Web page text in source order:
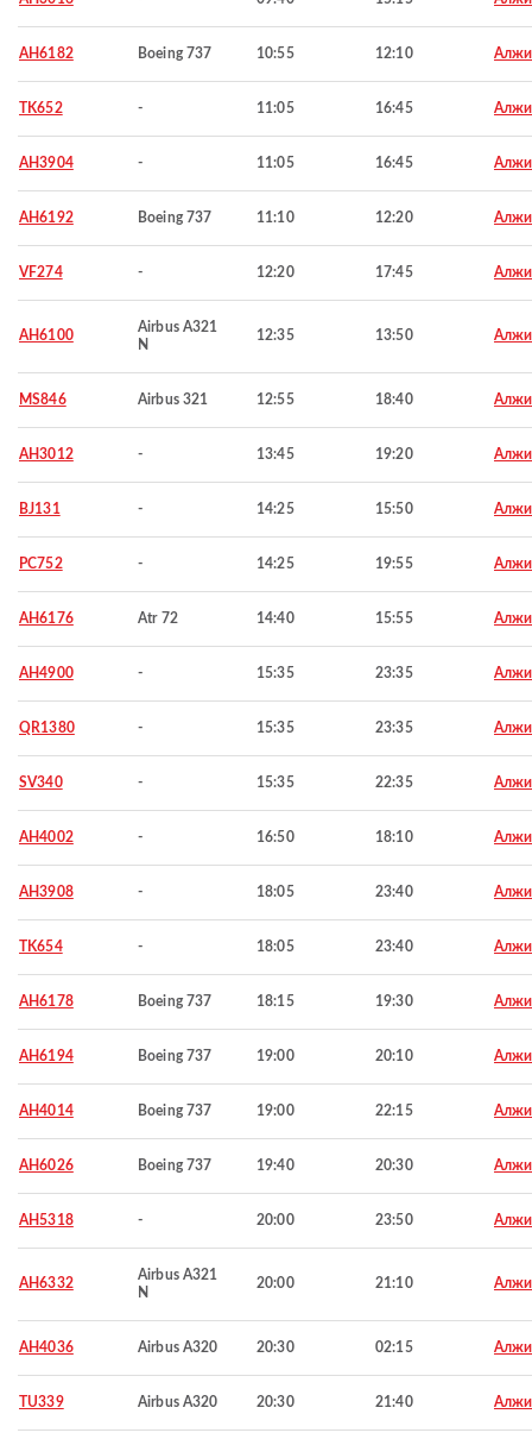
AH6182 Boeing 737 10:55 12:10
TK652 - 11:05 16:45
AH3904 - 11:05 16:45
AH6192 Boeing 737 11:10 12:20
VF274 - 12:20 17:45
AH6100
Airbus A321
N
12:35 13:50
MS846 Airbus 321 12:55 18:40
AH3012 - 13:45 19:20
BJ131 - 14:25 15:50
PC752 - 14:25 19:55
AH6176 Atr 72 14:40 15:55
AH4900 - 15:35 23:35
QR1380 - 15:35 23:35
SV340 - 15:35 22:35
AH4002 - 16:50 18:10
AH3908 - 18:05 23:40
TK654 - 18:05 23:40
AH6178 Boeing 737 18:15 19:30
AH6194 Boeing 737 19:00 20:10
AH4014 Boeing 737 19:00 22:15
AH6026 Boeing 737 19:40 20:30
AH5318 - 20:00 23:50
AH6332
Airbus A321
N
20:00 21:10
AH4036 Airbus A320 20:30 02:15
TU339 Airbus A320 20:30 21:40